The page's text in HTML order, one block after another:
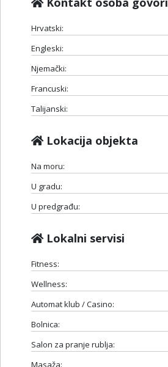
Hrvatski:
Engleski:
Njemački:
Francuski:
Talijanski:
Lokacija objekta
Na moru:
U gradu:
U predgrađu:
Lokalni servisi
Fitness:
Wellness:
Automat klub / Casino:
Bolnica:
Salon za pranje rublja: